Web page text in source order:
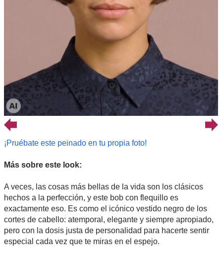
¡Pruébate este peinado en tu propia foto!
Más sobre este look:
A veces, las cosas más bellas de la vida son los clásicos
hechos a la perfección, y este bob con flequillo es
exactamente eso. Es como el icónico vestido negro de los
cortes de cabello: atemporal, elegante y siempre apropiado,
pero con la dosis justa de personalidad para hacerte sentir
especial cada vez que te miras en el espejo.